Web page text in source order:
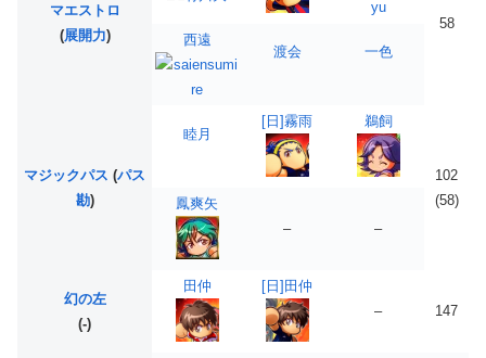
マエストロ
(展開力)
58
西遠
渡会 一色
マジックパス (パス
勘)
睦月
[日]霧雨 鵜飼
102
(58)
鳳爽矢
–
–
幻の左
(-)
田仲
[日]田仲
–
147